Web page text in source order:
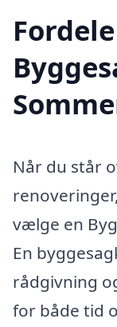
Når du står
vælge en
En
rådgivning
for både tid